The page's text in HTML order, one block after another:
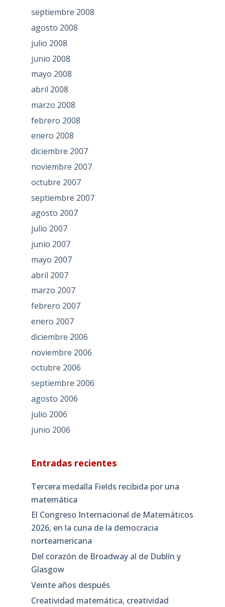
septiembre 2008
agosto 2008
julio 2008
junio 2008
mayo 2008
abril 2008
marzo 2008
febrero 2008
enero 2008
diciembre 2007
noviembre 2007
octubre 2007
septiembre 2007
agosto 2007
julio 2007
junio 2007
mayo 2007
abril 2007
marzo 2007
febrero 2007
enero 2007
diciembre 2006
noviembre 2006
octubre 2006
septiembre 2006
agosto 2006
julio 2006
junio 2006
Entradas recientes
Tercera medalla Fields recibida por una
matemática
El Congreso Internacional de Matemáticos
2026, en la cuna de la democracia
norteamericana
Del corazón de Broadway al de Dublín y
Glasgow
Veinte años después
Creatividad matemática, creatividad